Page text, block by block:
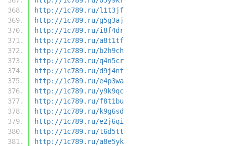
http://1c789.ru/l1t3jf
http://1c789.ru/g5g3aj
http://1c789.ru/i8f4dr
http://1c789.ru/a8t1tf
http://1c789.ru/b2h9ch
http://1c789.ru/q4n5cr
http://1c789.ru/d9j4nf
http://1c789.ru/e4p3wa
http://1c789.ru/y9k9qc
http://1c789.ru/f8t1bu
http://1c789.ru/k9g6sd
http://1c789.ru/e2j6qi
http://1c789.ru/t6d5tt
http://1c789.ru/a8e5yk